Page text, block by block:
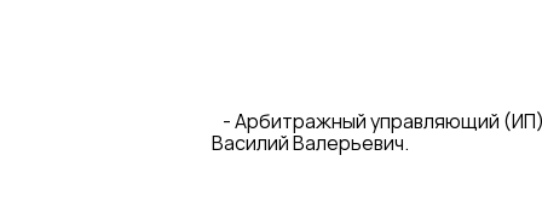
- Арбитражный управляющий
Василий Валерьевич.